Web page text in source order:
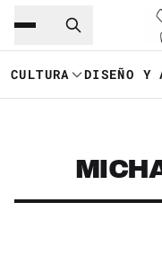
Saltar al
CULTURA DISEÑO Y